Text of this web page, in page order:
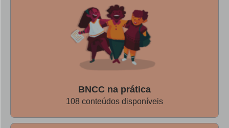
BNCC na prática
108 conteúdos disponíveis